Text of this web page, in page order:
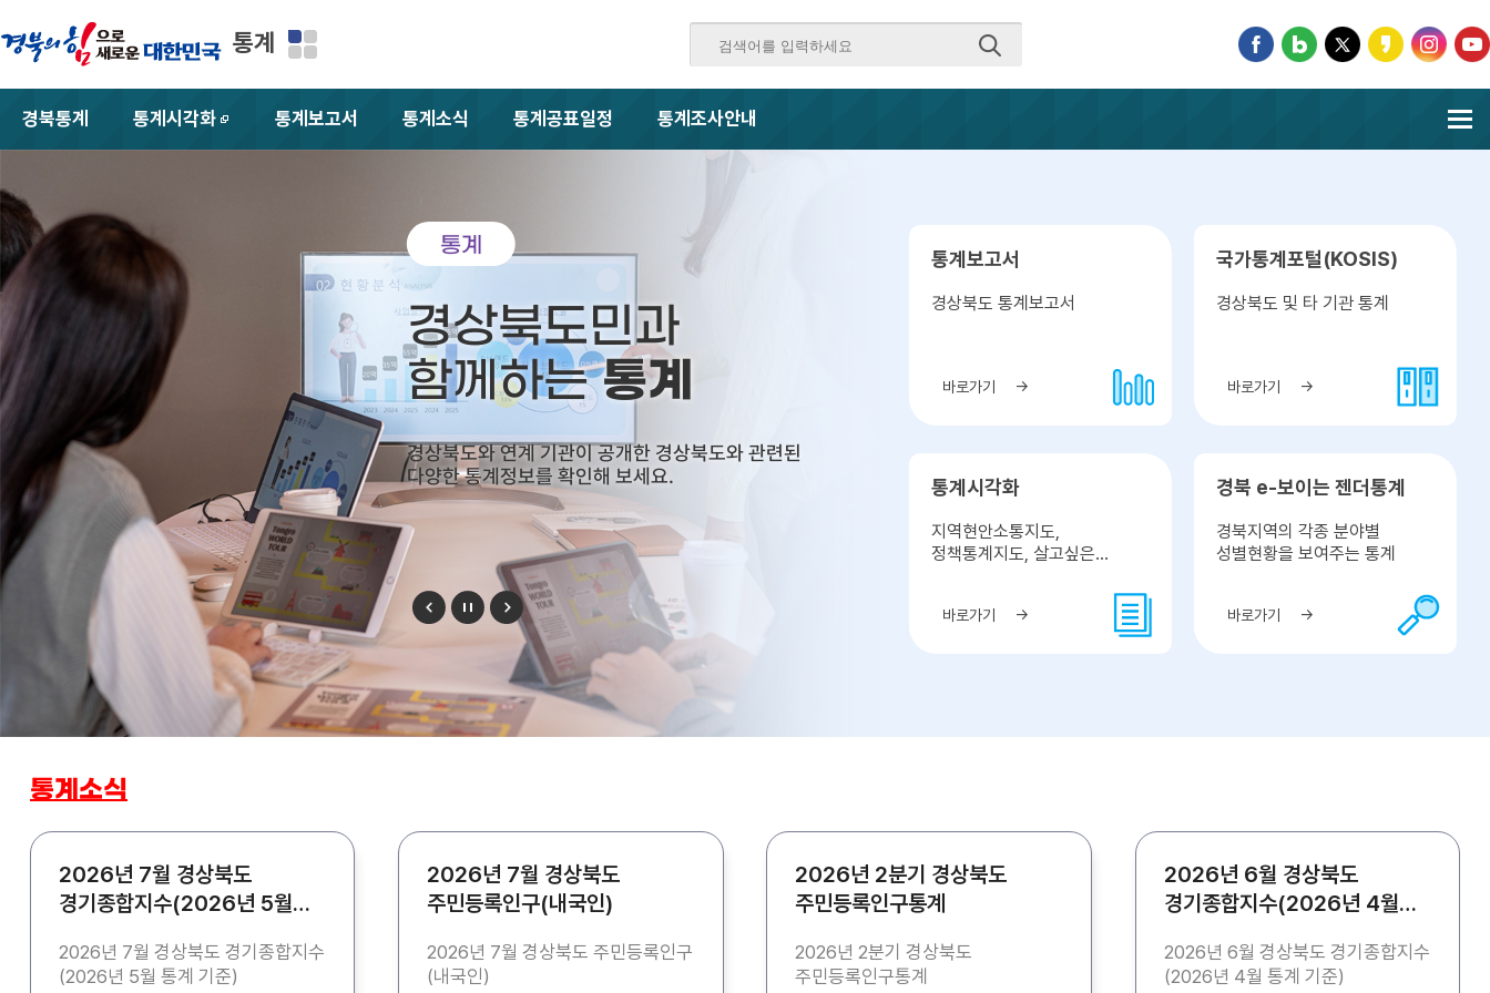
통계
경북통계
통계시각화
새창
통계보고서 통계소식 통계공표일정 통계조사안내
통계
경상북도민과
함께하는통계
경상북도와 연계 기관이 공개한 경상북도와 관련된
다양한 통계정보를 확인해 보세요.
통계보고서
경상북도 통계보고서
바로가기
국가통계포털(KOSIS)
경상북도 및 타 기관 통계
바로가기
통계시각화
지역현안소통지도,
정책통계지도, 살고싶은
바로가기
경북 e-보이는 젠더통계
경북지역의 각종 분야별
성별현황을 보여주는 통계
바로가기
통계소식
2026년 7월 경상북도
경기종합지수(2026년 5월
2026년 7월 경상북도 경기종합지수
(2026년 5월 통계 기준)
2026년 7월 경상북도
주민등록인구(내국인)
2026년 7월 경상북도 주민등록인구
(내국인)
2026년 2분기 경상북도
주민등록인구통계
2026년 2분기 경상북도
주민등록인구통계
2026년 6월 경상북도
경기종합지수(2026년 4월
2026년 6월 경상북도 경기종합지수
(2026년 4월 통계 기준)